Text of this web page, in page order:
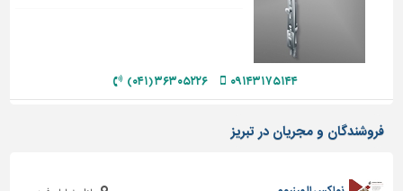
شهرسازی،
ترافیک
۰۹۱۴۳۱۷۵۱۴۴ ۳۶۳۰۵۲۲۶ (۰۴۱)
فروشندگان و مجریان در تبریز